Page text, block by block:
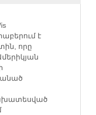
է
որը